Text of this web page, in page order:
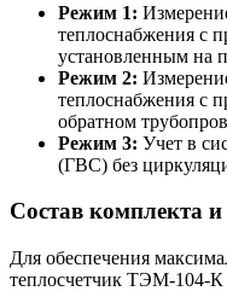
Режим 1:
теплоснабжения с
установленным на
Режим 2:
теплоснабжения с
обратном
Режим 3: Учет в
(ГВС) без
Состав комплекта
Для обеспечения
теплосчетчик ТЭМ-104-К